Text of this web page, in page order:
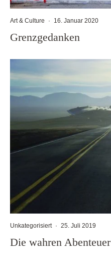
Art & Culture · 16. Januar 2020
Grenzgedanken
Unkategorisiert · 25. Juli 2019
Die wahren Abenteuer